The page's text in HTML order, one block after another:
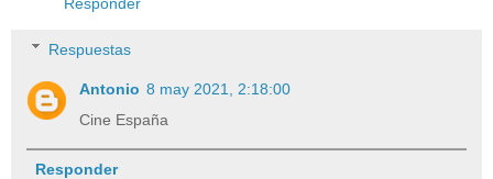
Respuestas
Antonio 8 may 2021, 2:18:00
Cine España
Responder